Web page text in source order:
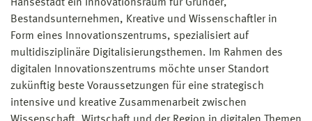
Hansestadt ein Innovationsraum für Gründer,
Bestandsunternehmen, Kreative und Wissenschaftler in
Form eines Innovationszentrums, spezialisiert auf
multidisziplinäre Digitalisierungsthemen. Im Rahmen des
digitalen Innovationszentrums möchte unser Standort
zukünftig beste Voraussetzungen für eine strategisch
intensive und kreative Zusammenarbeit zwischen